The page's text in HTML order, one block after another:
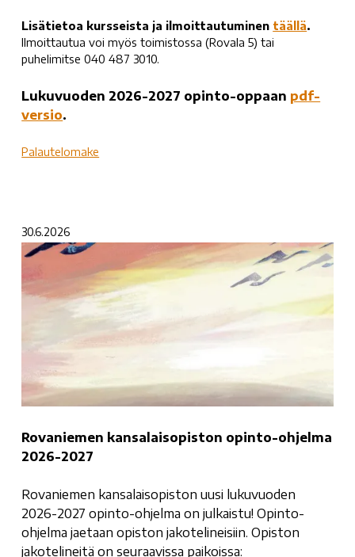
Lisätietoa kursseista ja ilmoittautuminen täällä.
Ilmoittautua voi myös toimistossa (Rovala 5) tai
puhelimitse 040 487 3010.
Lukuvuoden 2026-2027 opinto-oppaan pdf-
versio.
Palautelomake
30.6.2026
Rovaniemen kansalaisopiston opinto-ohjelma
2026-2027
Rovaniemen kansalaisopiston uusi lukuvuoden
2026-2027 opinto-ohjelma on julkaistu! Opinto-
ohjelma jaetaan opiston jakotelineisiin. Opiston
jakotelineitä on seuraavissa paikoissa: